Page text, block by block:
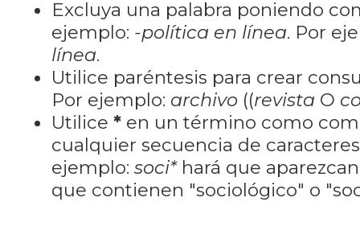
Excluya una palabra poniendo
ejemplo: -política en línea. Por
línea.
Utilice paréntesis para crear
Por ejemplo: archivo ((revista O
Utilice *en un término como
cualquier secuencia de
ejemplo: soci*hará que
que contienen "sociológico" o